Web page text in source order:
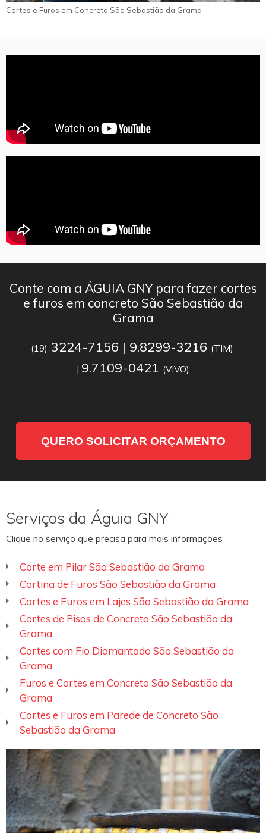
Cortes e Furos em Concreto São Sebastião da Grama
Conte com a ÁGUIA GNY para fazer cortes
e furos em concreto São Sebastião da
Grama
(19) 3224-7156 | 9.8299-3216 (TIM)
| 9.7109-0421 (VIVO)
QUERO SOLICITAR ORÇAMENTO
Serviços da Águia GNY
Clique no serviço que precisa para mais informações
Corte em Pilar São Sebastião da Grama
Cortina de Furos São Sebastião da Grama
Cortes e Furos em Lajes São Sebastião da Grama
Cortes de Pisos de Concreto São Sebastião da
Grama
Cortes com Fio Diamantado São Sebastião da
Grama
Furos e Cortes em Concreto São Sebastião da
Grama
Cortes e Furos em Parede de Concreto São
Sebastião da Grama